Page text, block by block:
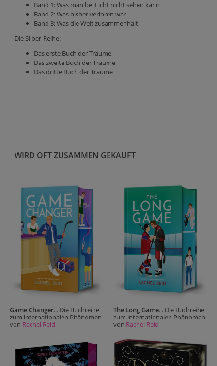
Band 1: Was man bei Licht nicht sehen kann
Band 2: Was bisher verloren war
Band 3: Was die Welt zusammenhält
Die Silber-Reihe:
Das erste Buch der Träume
Das zweite Buch der Träume
Das dritte Buch der Träume
WIRD OFT ZUSAMMEN GEKAUFT
Game Changer. . Die Buchreihe
zum internationalen Phänomen
von Rachel Reid
The Long Game. . Die Buchreihe
zum internationalen Phänomen
von Rachel Reid